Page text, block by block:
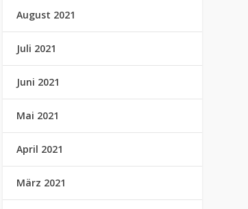
August 2021
Juli 2021
Juni 2021
Mai 2021
April 2021
März 2021